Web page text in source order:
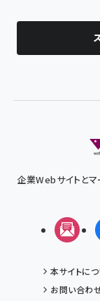
企業Webサイトと
メ
本サイトに
お問い合わ